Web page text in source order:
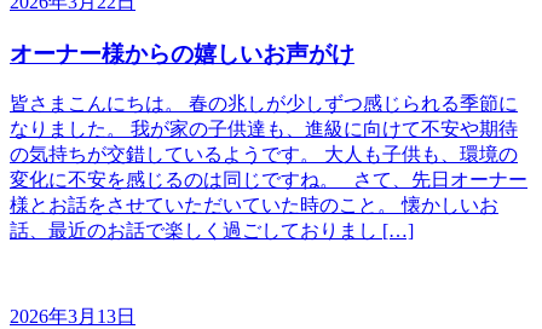
オーナー様からの嬉しいお声がけ
皆さまこんにちは。 春の兆しが少しずつ感じられる季節に
なりました。 我が家の子供達も、進級に向けて不安や期待
の気持ちが交錯しているようです。 大人も子供も、環境の
変化に不安を感じるのは同じですね。 さて、先日オーナー
様とお話をさせていただいていた時のこと。 懐かしいお
話、最近のお話で楽しく過ごしておりまし […]
2026年3月13日